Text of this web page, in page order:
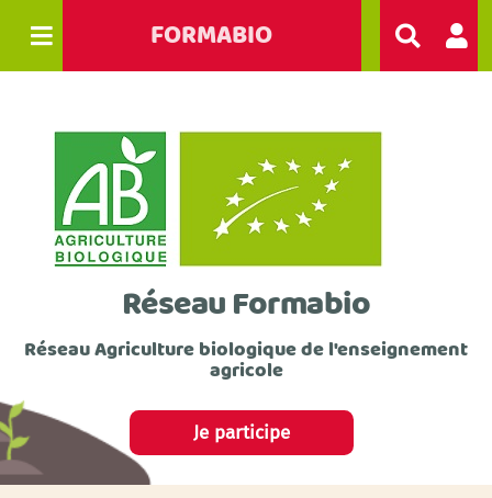
FORMABIO
Réseau Formabio
Réseau Agriculture biologique de l'enseignement
agricole
Je participe